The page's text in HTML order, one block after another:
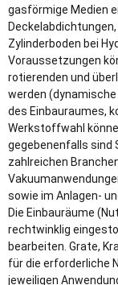
gasförmige Medien
Zylinderboden bei
Voraussetzungen
rotierenden und
werden
des Einbauraumes,
Werkstoffwahl
gegebenenfalls sind
zahlreichen
sowie im Anlagen-
Die Einbauräume
rechtwinklig
bearbeiten. Grate,
für die erforderliche
jeweiligen